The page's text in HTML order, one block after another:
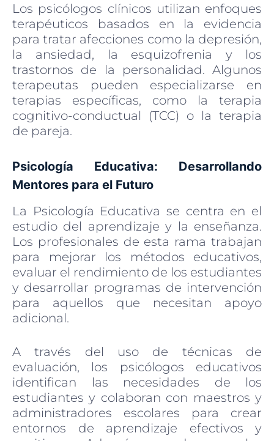
Los psicólogos clínicos utilizan enfoques
terapéuticos basados en la evidencia
para tratar afecciones como la depresión,
la ansiedad, la esquizofrenia y los
trastornos de la personalidad. Algunos
terapeutas pueden especializarse en
terapias específicas, como la terapia
cognitivo-conductual (TCC) o la terapia
de pareja.
Psicología Educativa: Desarrollando
Mentores para el Futuro
La Psicología Educativa se centra en el
estudio del aprendizaje y la enseñanza.
Los profesionales de esta rama trabajan
para mejorar los métodos educativos,
evaluar el rendimiento de los estudiantes
y desarrollar programas de intervención
para aquellos que necesitan apoyo
adicional.
A través del uso de técnicas de
evaluación, los psicólogos educativos
identifican las necesidades de los
estudiantes y colaboran con maestros y
administradores escolares para crear
entornos de aprendizaje efectivos y